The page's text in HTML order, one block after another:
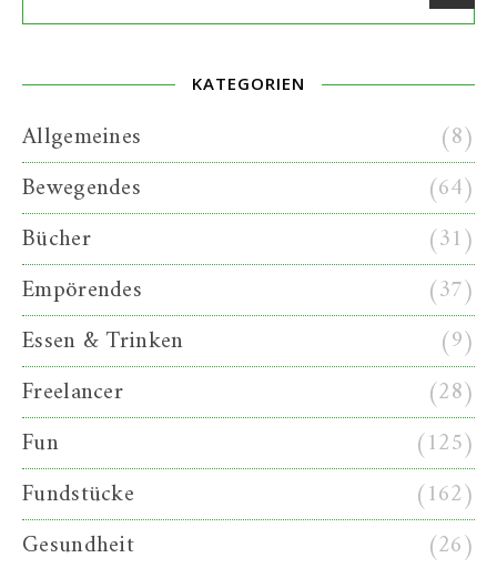
KATEGORIEN
Allgemeines
(8)
Bewegendes
(64)
Bücher
(31)
Empörendes
(37)
Essen & Trinken
(9)
Freelancer
(28)
Fun
(125)
Fundstücke
(162)
Gesundheit
(26)